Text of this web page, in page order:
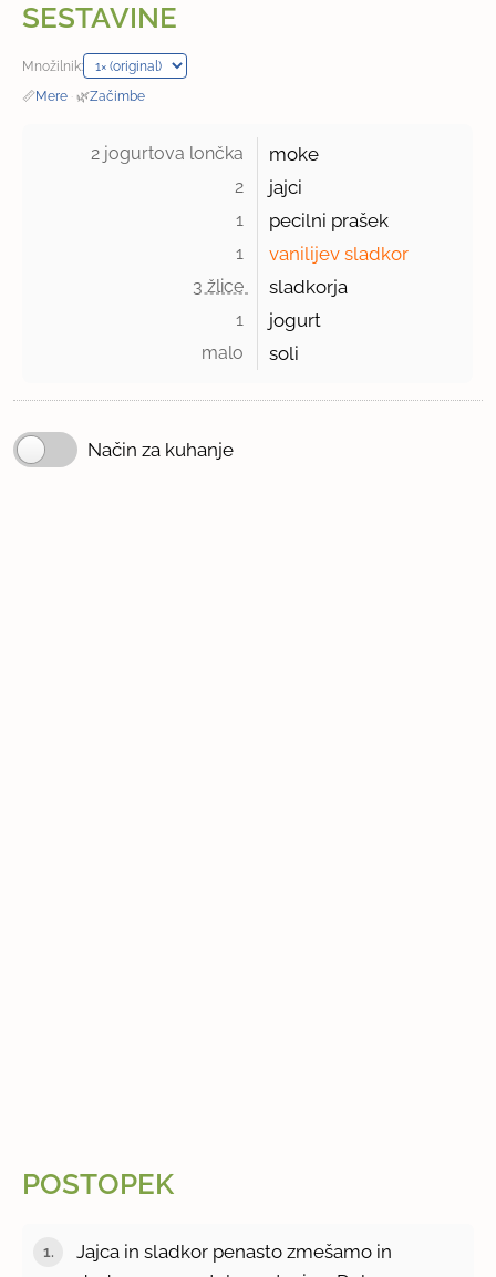
SESTAVINE
Množilnik:
📏Mere · 🌿Začimbe
2 jogurtova lončka moke
2 jajci
1 pecilni prašek
1 vanilijev sladkor
3 žlice sladkorja
1 jogurt
malo soli
Način za kuhanje
POSTOPEK
Jajca in sladkor penasto zmešamo in